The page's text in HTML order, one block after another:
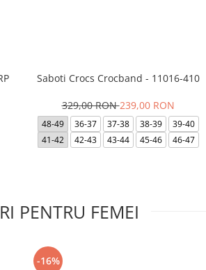
Saboti Crocs Crocband - 11016-410
329,00 RON239,00 RON
48-49 36-37 37-38 38-39
39-40
41-42
42-43 43-44 45-46 46-47
PENTRU FEMEI
-16%